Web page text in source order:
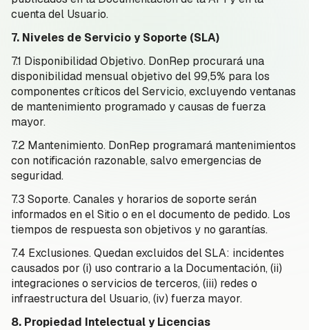
cuenta del Usuario.
7. Niveles de Servicio y Soporte (SLA)
7.1 Disponibilidad Objetivo. DonRep procurará una
disponibilidad mensual objetivo del 99,5% para los
componentes críticos del Servicio, excluyendo ventanas
de mantenimiento programado y causas de fuerza
mayor.
7.2 Mantenimiento. DonRep programará mantenimientos
con notificación razonable, salvo emergencias de
seguridad.
7.3 Soporte. Canales y horarios de soporte serán
informados en el Sitio o en el documento de pedido. Los
tiempos de respuesta son objetivos y no garantías.
7.4 Exclusiones. Quedan excluidos del SLA: incidentes
causados por (i) uso contrario a la Documentación, (ii)
integraciones o servicios de terceros, (iii) redes o
infraestructura del Usuario, (iv) fuerza mayor.
8. Propiedad Intelectual y Licencias